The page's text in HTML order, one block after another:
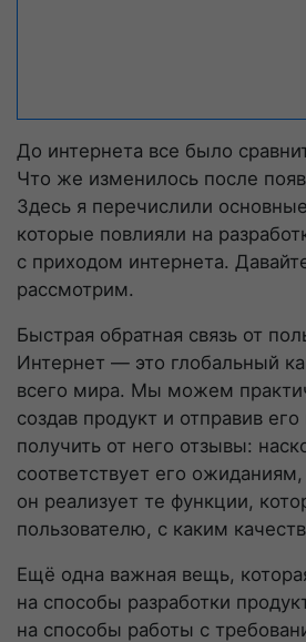
До интернета все было
Что же изменилось после
Здесь я перечислили
которые повлияли на
с приходом интернета.
рассмотрим.
Быстрая обратная связь от
Интернет — это глобальный
всего мира. Мы можем
создав продукт и отправив
получить от него отзывы:
соответствует его ожиданиям,
он реализует те функции,
пользователю, с каким
Ещё одна важная вещь,
на способы разработки
на способы работы с